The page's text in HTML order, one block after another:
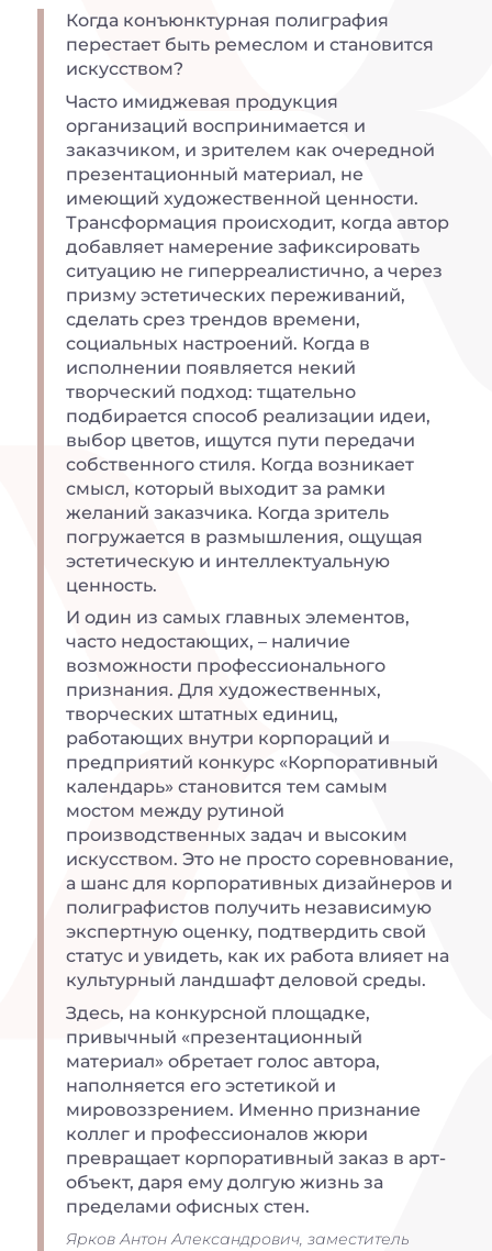
Когда конъюнктурная полиграфия
перестает быть ремеслом и становится
искусством?
Часто имиджевая продукция
организаций воспринимается и
заказчиком, и зрителем как очередной
презентационный материал, не
имеющий художественной ценности.
Трансформация происходит, когда автор
добавляет намерение зафиксировать
ситуацию не гиперреалистично, а через
призму эстетических переживаний,
сделать срез трендов времени,
социальных настроений. Когда в
исполнении появляется некий
творческий подход: тщательно
подбирается способ реализации идеи,
выбор цветов, ищутся пути передачи
собственного стиля. Когда возникает
смысл, который выходит за рамки
желаний заказчика. Когда зритель
погружается в размышления, ощущая
эстетическую и интеллектуальную
ценность.
И один из самых главных элементов,
часто недостающих, – наличие
возможности профессионального
признания. Для художественных,
творческих штатных единиц,
работающих внутри корпораций и
предприятий конкурс «Корпоративный
календарь» становится тем самым
мостом между рутиной
производственных задач и высоким
искусством. Это не просто соревнование,
а шанс для корпоративных дизайнеров и
полиграфистов получить независимую
экспертную оценку, подтвердить свой
статус и увидеть, как их работа влияет на
культурный ландшафт деловой среды.
Здесь, на конкурсной площадке,
привычный «презентационный
материал» обретает голос автора,
наполняется его эстетикой и
мировоззрением. Именно признание
коллег и профессионалов жюри
превращает корпоративный заказ в арт-
объект, даря ему долгую жизнь за
пределами офисных стен.
Ярков Антон Александрович, заместитель